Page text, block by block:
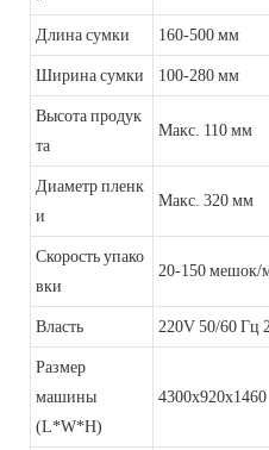
Длина сумки 160-500 мм
Ширина сумки 100-280 мм
Высота продук
та
Макс. 110 мм
Диаметр пленк
и
Макс. 320 мм
Скорость упако
вки
20-150 мешок/
Власть 220V 50/60 Гц
Размер
машины
(L*W*H)
4300x920x1460